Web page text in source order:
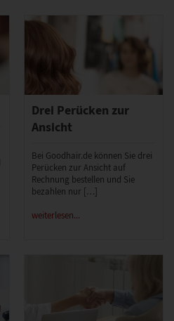
Drei Perücken zur
Ansicht
Bei Goodhair.de können Sie drei
Perücken zur Ansicht auf
Rechnung bestellen und Sie
bezahlen nur […]
weiterlesen...